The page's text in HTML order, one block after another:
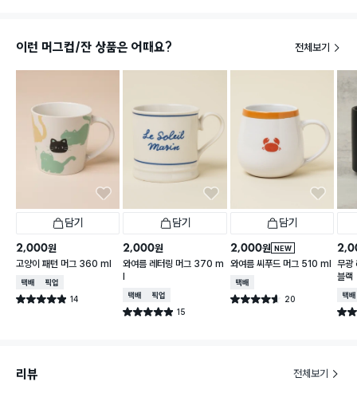
이런 머그컵/잔 상품은 어때요? 전체보기
담기
2,000원
고양이 패턴 머그 360 ml
택배배송매장픽업
별점 4.9점 14
건 작성
담기
2,000원
와여름 레터링 머그 370 m
l
택배배송매장픽업
별점 4.9점 15
건 작성
담기
NEW
2,000원
와여름 씨푸드 머그 510 ml
택배배송
별점 4.6점 20
건 작성
무광
블랙
택배
별점
리뷰 전체보기